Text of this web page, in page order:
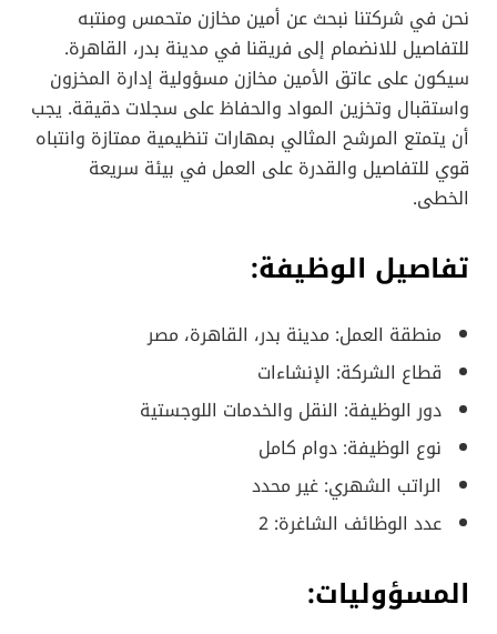
نحن في شركتنا نبحث عن أمين مخازن متحمس ومنتبه
للتفاصيل للانضمام إلى فريقنا في مدينة بدر، القاهرة.
سيكون على عاتق الأمين مخازن مسؤولية إدارة المخزون
واستقبال وتخزين المواد والحفاظ على سجلات دقيقة. يجب
أن يتمتع المرشح المثالي بمهارات تنظيمية ممتازة وانتباه
قوي للتفاصيل والقدرة على العمل في بيئة سريعة
الخطى.
تفاصيل الوظيفة:
منطقة العمل: مدينة بدر، القاهرة، مصر
قطاع الشركة: الإنشاءات
دور الوظيفة: النقل والخدمات اللوجستية
نوع الوظيفة: دوام كامل
الراتب الشهري: غير محدد
عدد الوظائف الشاغرة: 2
المسؤوليات: